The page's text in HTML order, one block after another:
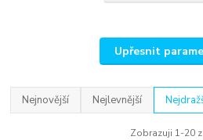
Upřesnit
Nejnovější Nejlevnější
Zobrazuji 1-20